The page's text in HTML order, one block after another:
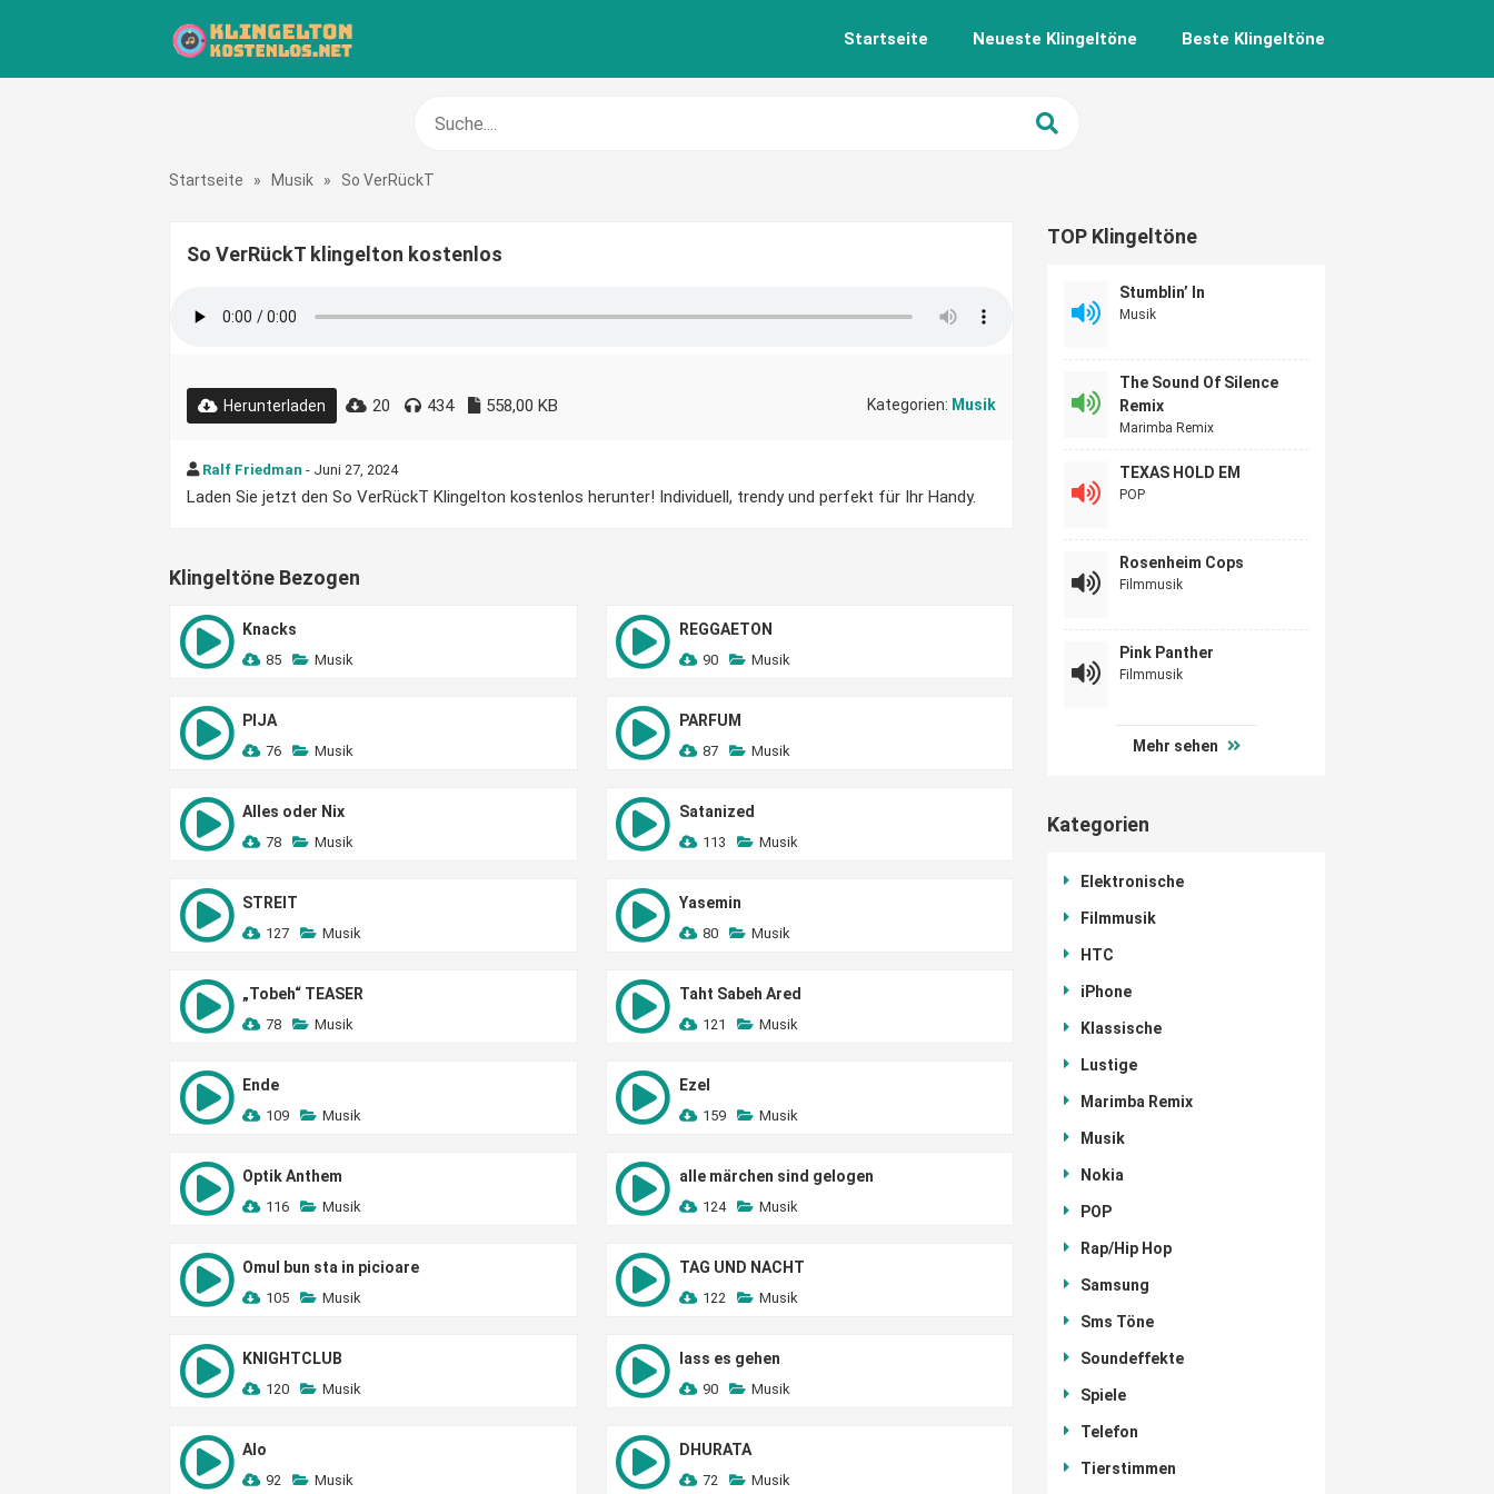
Startseite Neueste Klingeltöne Beste Klingeltöne
Startseite » Musik » So VerRückT
So VerRückT klingelton kostenlos
Herunterladen 20 434 558,00 KB Kategorien: Musik
Ralf Friedman - Juni 27, 2024
Laden Sie jetzt den So VerRückT Klingelton kostenlos herunter! Individuell, trendy und perfekt für Ihr Handy.
Klingeltöne Bezogen
Knacks
85 Musik
REGGAETON
90 Musik
PIJA
76 Musik
PARFUM
87 Musik
Alles oder Nix
78 Musik
Satanized
113 Musik
STREIT
127 Musik
Yasemin
80 Musik
„Tobeh“ TEASER
78 Musik
Taht Sabeh Ared
121 Musik
Ende
109 Musik
Ezel
159 Musik
Optik Anthem
116 Musik
alle märchen sind gelogen
124 Musik
Omul bun sta in picioare
105 Musik
TAG UND NACHT
122 Musik
KNIGHTCLUB
120 Musik
lass es gehen
90 Musik
Alo
92 Musik
DHURATA
72 Musik
TOP Klingeltöne
Stumblin’ In
Musik
The Sound Of Silence
Remix
Marimba Remix
TEXAS HOLD EM
POP
Rosenheim Cops
Filmmusik
Pink Panther
Filmmusik
Mehr sehen
Kategorien
Elektronische
Filmmusik
HTC
iPhone
Klassische
Lustige
Marimba Remix
Musik
Nokia
POP
Rap/Hip Hop
Samsung
Sms Töne
Soundeffekte
Spiele
Telefon
Tierstimmen